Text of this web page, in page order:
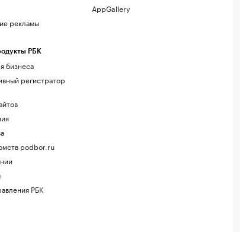
рекламы
РБК
бизнеса
регистратор
podbor.ru
РБК
AppGallery